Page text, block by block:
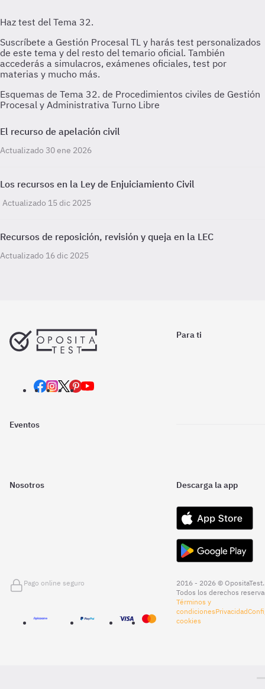
Esquemas de Tema 32. de Procedimientos civiles de Gestión
Procesal y Administrativa Turno Libre
El recurso de apelación civil
Actualizado 30 ene 2026
Los recursos en la Ley de Enjuiciamiento Civil
Actualizado 15 dic 2025
Recursos de reposición, revisión y queja en la LEC
Actualizado 16 dic 2025
Para ti
Eventos
Nosotros Descarga la app
Pago online seguro
2016 - 2026 © OpositaTest.
Todos los derechos
Términos y
condicionesPrivacidad
cookies